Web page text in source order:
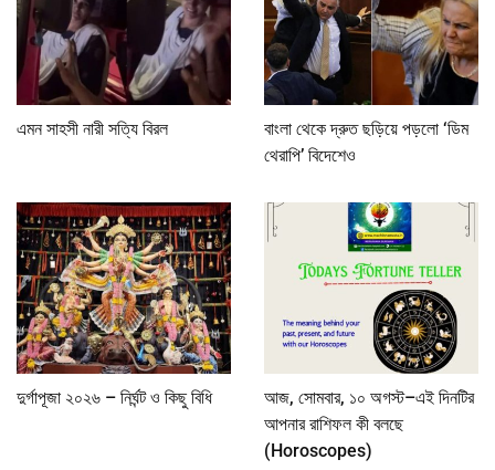
এমন সাহসী নারী সত্যি বিরল
বাংলা থেকে দ্রুত ছড়িয়ে পড়লো ‘ডিম
থেরাপি’ বিদেশেও
দুর্গাপূজা ২০২৬ – নির্ঘন্ট ও কিছু বিধি
আজ, সোমবার, ১০ অগস্ট–এই দিনটির
আপনার রাশিফল কী বলছে
(Horoscopes)